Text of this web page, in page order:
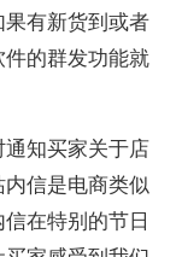
有新货到或者
的群发功能就
知买家关于店
信是电商类似
在特别的节日